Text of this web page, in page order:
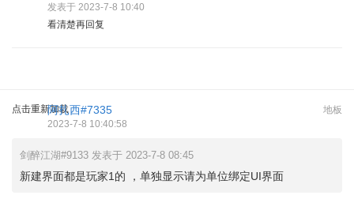
发表于 2023-7-8 10:40
看清楚再回复
点击重新加载 地板
阿扎西#7335
2023-7-8 10:40:58
剑醉江湖#9133 发表于 2023-7-8 08:45
新建界面都是玩家1的 ，单独显示请为单位绑定UI界面